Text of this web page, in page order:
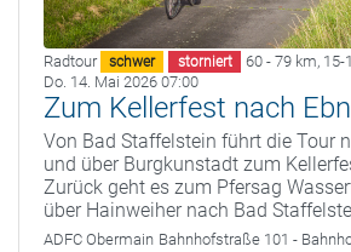
Radtour schwer storniert 60 - 79 km, 15-
Do. 14. Mai 2026 07:00
Zum Kellerfest nach
Von Bad Staffelstein führt die Tour
und über Burgkunstadt zum
Zurück geht es zum Pfersag
über Hainweiher nach Bad
ADFC Obermain Bahnhofstraße 101 -